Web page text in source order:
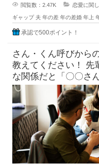
閲覧数：2.47K 恋愛に関
ギャップ 夫 年の差 年の差婚 年上
承認で500ポイント！
さん・くん呼びから
教えてください！ 先輩後輩や上司と部下のよう
な関係だと「〇〇さ
が多いですよね。で